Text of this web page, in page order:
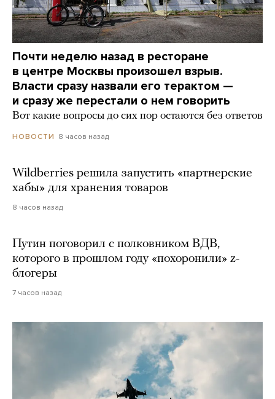
Почти неделю назад в ресторане
в центре Москвы произошел взрыв.
Власти сразу назвали его терактом —
и сразу же перестали о нем говорить
Вот какие вопросы до сих пор остаются без ответов
НОВОСТИ 8 часов назад
Wildberries решила запустить «партнерские
хабы» для хранения товаров
8 часов назад
Путин поговорил с полковником ВДВ,
которого в прошлом году «похоронили» z-
блогеры
7 часов назад